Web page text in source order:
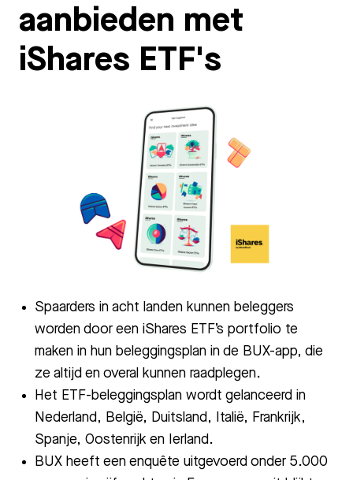
aanbieden met
iShares ETF's
Spaarders in acht landen kunnen beleggers
worden door een iShares ETF’s portfolio te
maken in hun beleggingsplan in de BUX-app, die
ze altijd en overal kunnen raadplegen.
Het ETF-beleggingsplan wordt gelanceerd in
Nederland, België, Duitsland, Italië, Frankrijk,
Spanje, Oostenrijk en Ierland.
BUX heeft een enquête uitgevoerd onder 5.000